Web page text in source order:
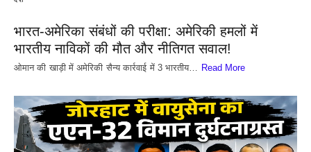
भारत-अमेरिका संबंधों की परीक्षा: अमेरिकी हमलों में
भारतीय नाविकों की मौत और नीतिगत सवाल!
​ओमान की खाड़ी में अमेरिकी सैन्य कार्रवाई में 3 भारतीय… Read More